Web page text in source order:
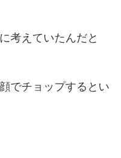
考えていたんだと
でチョップするとい